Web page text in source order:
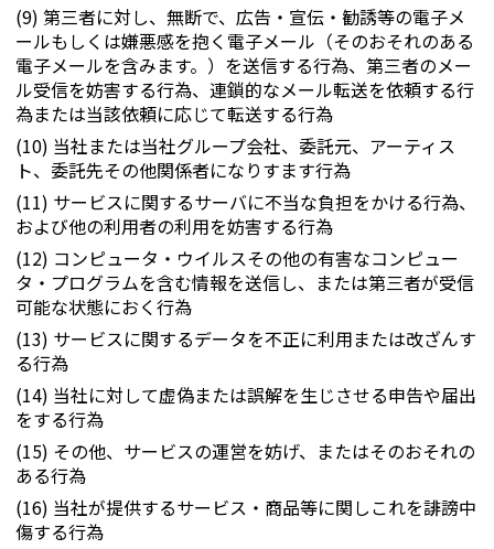
(9) 第三者に対し、無断で、広告・宣伝・勧誘等の電子メ
ールもしくは嫌悪感を抱く電子メール（そのおそれのある
電子メールを含みます。）を送信する行為、第三者のメー
ル受信を妨害する行為、連鎖的なメール転送を依頼する行
為または当該依頼に応じて転送する行為
(10) 当社または当社グループ会社、委託元、アーティス
ト、委託先その他関係者になりすます行為
(11) サービスに関するサーバに不当な負担をかける行為、
および他の利用者の利用を妨害する行為
(12) コンピュータ・ウイルスその他の有害なコンピュー
タ・プログラムを含む情報を送信し、または第三者が受信
可能な状態におく行為
(13) サービスに関するデータを不正に利用または改ざんす
る行為
(14) 当社に対して虚偽または誤解を生じさせる申告や届出
をする行為
(15) その他、サービスの運営を妨げ、またはそのおそれの
ある行為
(16) 当社が提供するサービス・商品等に関しこれを誹謗中
傷する行為